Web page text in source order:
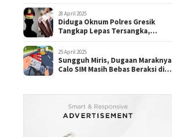
28 April 2025
Diduga Oknum Polres Gresik
Tangkap Lepas Tersangka,
25 April 2025
Sungguh Miris, Dugaan Maraknya
Calo SIM Masih Bebas Beraksi di